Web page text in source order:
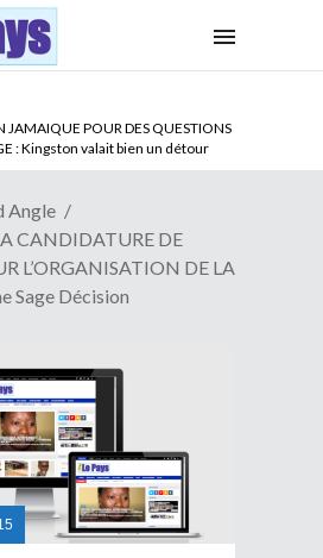
EN JAMAIQUE POUR DES QUESTIONS
: Kingston valait bien un détour
DE PAUL BIYA DU CAMEROUN :
?
Angle
CANDIDATURE DE
L’ORGANISATION DE LA
Sage Décision